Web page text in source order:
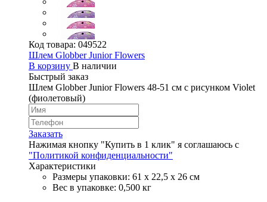
Код товара: 049522
Шлем Globber Junior Flowers
В корзину В наличии
Быстрый заказ
Шлем Globber Junior Flowers 48-51 см с рисунком Violet
(фиолетовый)
Заказать
Нажимая кнопку "Купить в 1 клик" я соглашаюсь с
"Политикой конфиденциальности"
Характеристики
Размеры упаковки: 61 х 22,5 х 26 см
Вес в упаковке: 0,500 кг